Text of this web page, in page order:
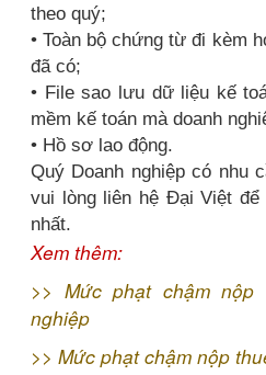
theo quý;
• Toàn bộ chứng từ đi kèm
đã có;
• File sao lưu dữ liệu kế
mềm kế toán mà doanh
• Hồ sơ lao động.
Quý Doanh nghiệp có nhu
vui lòng liên hệ Đại Việt
nhất.
Xem thêm:
>> Mức phạt chậm nộp
nghiệp
>> Mức phạt chậm nộp